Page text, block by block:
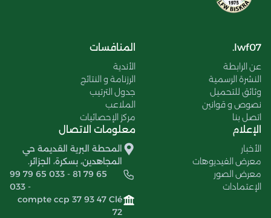
lwf07.
عن الرابطة
النشرة الرسمية
وثائق للتحميل
نصوص و قوانين
اتصل بنا
المنافسات
الأندية
الرزنامة و النتائج
جدول الترتيب
الملاعب
مركز الإحصائيات
الإعلام
الأخبار
معرض الفيديوهات
معرض الصور
الإعتمادات
معلومات الاتصال
المحطة البرية القديمة حي
المجاهدين، بسكرة، الجزائر.
99 79 65 033 - 81 79 65
033 -
compte ccp 37 93 47 Clé
72